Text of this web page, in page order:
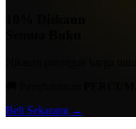
Beli Sekarang →